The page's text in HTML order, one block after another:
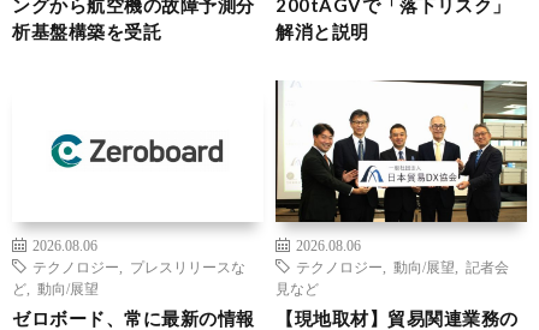
ングから航空機の故障予測分
析基盤構築を受託
200tAGVで「落下リスク」
解消と説明
2026.08.06
テクノロジー
プレスリリースな
ど
動向/展望
ゼロボード、常に最新の情報
2026.08.06
テクノロジー
動向/展望
記者会
見など
【現地取材】貿易関連業務の